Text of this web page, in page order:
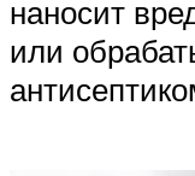
наносит
или